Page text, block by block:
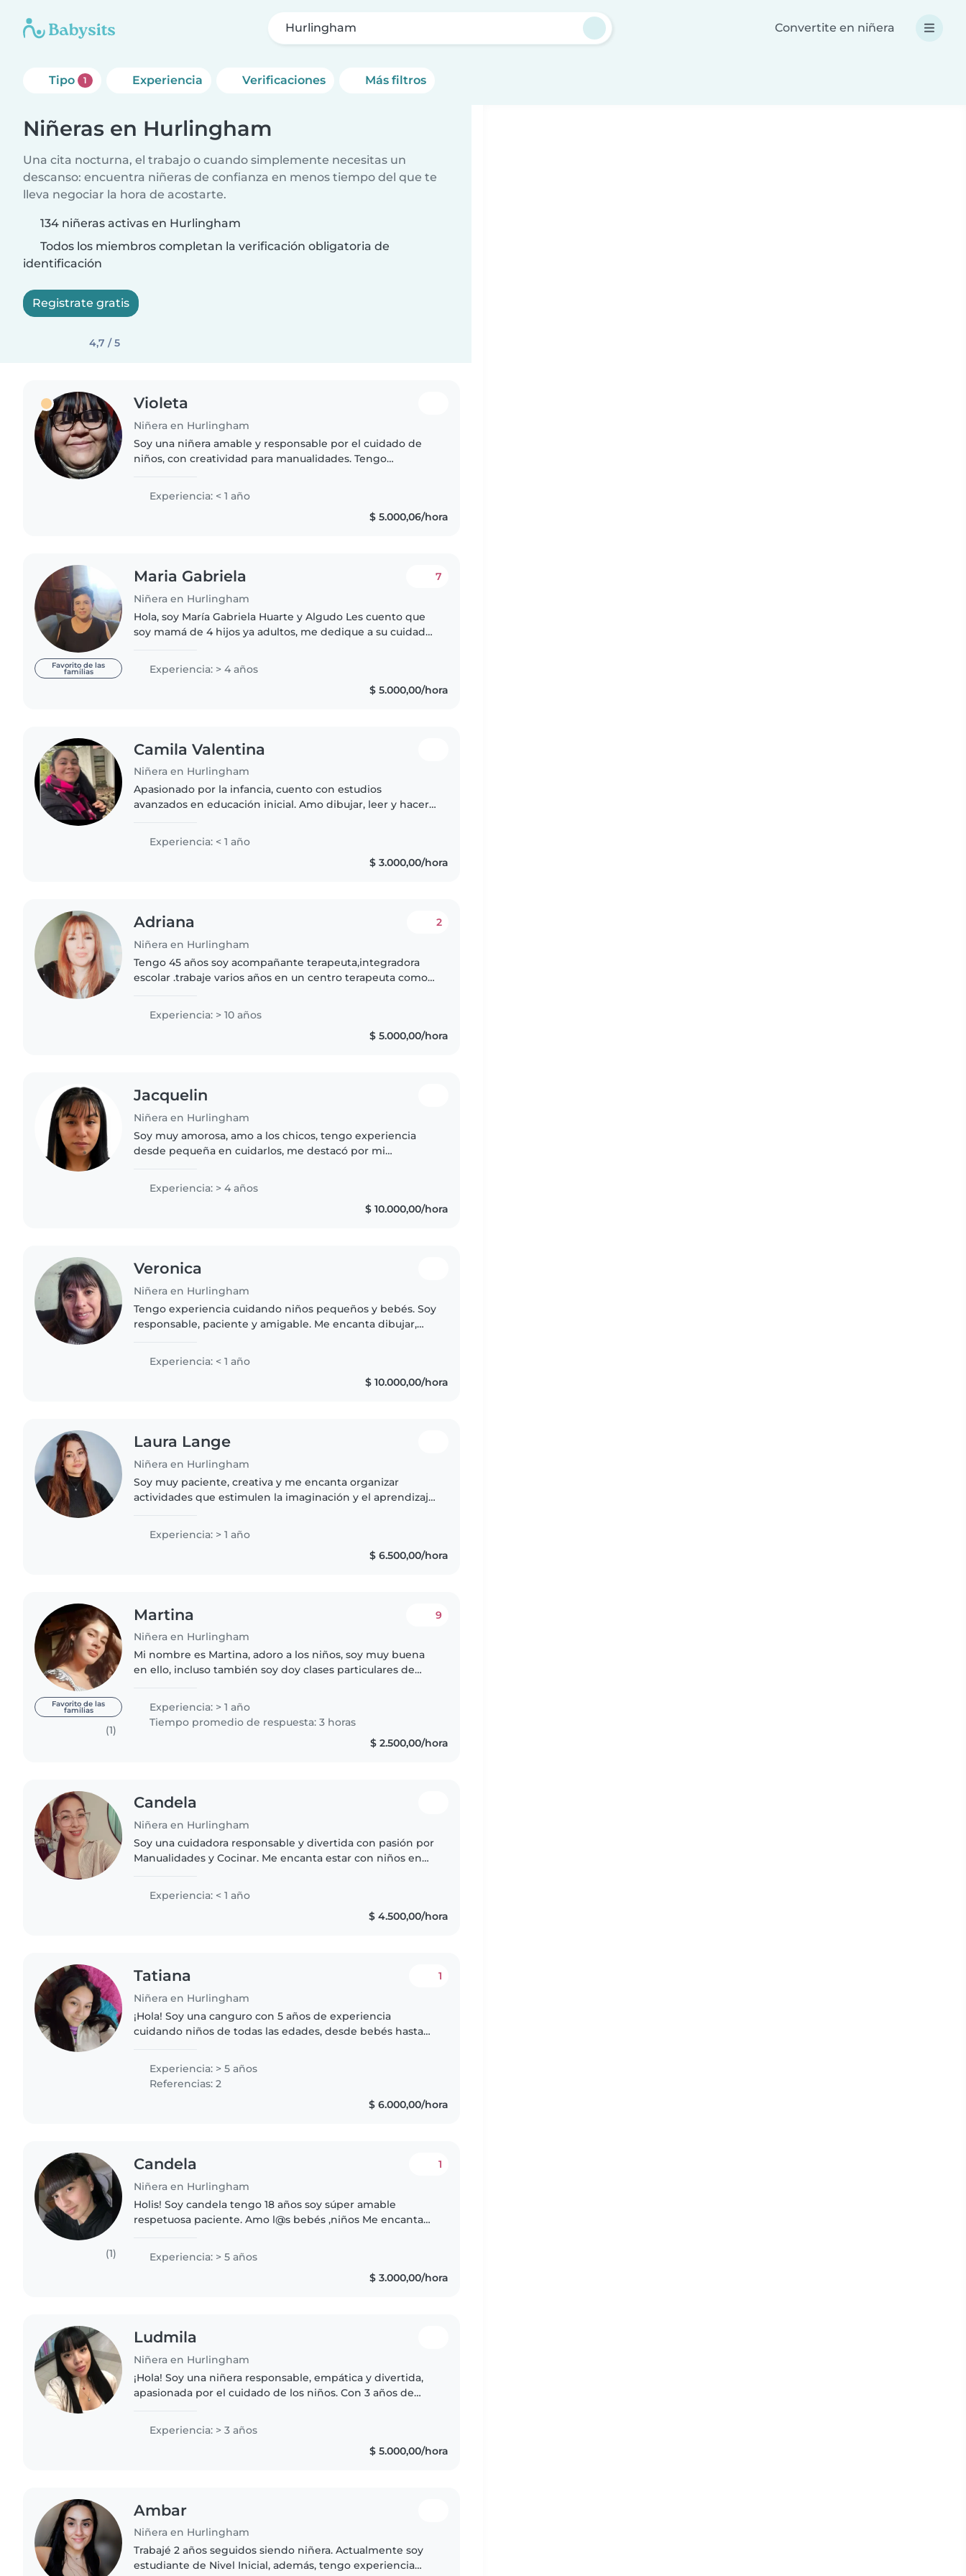
Hurlingham Convertite en niñera
Tipo 1 Experiencia Verificaciones Más filtros
Niñeras en Hurlingham
Una cita nocturna, el trabajo o cuando simplemente necesitas un
descanso: encuentra niñeras de confianza en menos tiempo del que te
lleva negociar la hora de acostarte.
134 niñeras activas en Hurlingham
Todos los miembros completan la verificación obligatoria de
identificación
Registrate gratis
4,7 / 5
Violeta
Niñera en Hurlingham
Soy una niñera amable y responsable por el cuidado de
niños, con creatividad para manualidades. Tengo
ayudar con el desarrollo..
Experiencia: < 1 año
$ 5.000,06/hora
Favorito de las
familias
Maria Gabriela
Niñera en Hurlingham
7
Hola, soy María Gabriela Huarte y Algudo Les cuento que
soy mamá de 4 hijos ya adultos, me dedique a su cuidado
Experiencia: > 4 años
$ 5.000,00/hora
Camila Valentina
Niñera en Hurlingham
Apasionado por la infancia, cuento con estudios
avanzados en educación inicial. Amo dibujar, leer y hacer
bebés y niños pequeños...
Experiencia: < 1 año
$ 3.000,00/hora
Adriana
Niñera en Hurlingham
2
Tengo 45 años soy acompañante terapeuta,integradora
escolar .trabaje varios años en un centro terapeuta como
diferentes patologías.y..
Experiencia: > 10 años
$ 5.000,00/hora
Jacquelin
Niñera en Hurlingham
Soy muy amorosa, amo a los chicos, tengo experiencia
desde pequeña en cuidarlos, me destacó por mi
Experiencia: > 4 años
$ 10.000,00/hora
Veronica
Niñera en Hurlingham
Tengo experiencia cuidando niños pequeños y bebés. Soy
responsable, paciente y amigable. Me encanta dibujar,
ayudo con las tareas..
Experiencia: < 1 año
$ 10.000,00/hora
Laura Lange
Niñera en Hurlingham
Soy muy paciente, creativa y me encanta organizar
actividades que estimulen la imaginación y el aprendizaje
Experiencia: > 1 año
$ 6.500,00/hora
Favorito de las
familias
(1)
Martina
Niñera en Hurlingham
9
Mi nombre es Martina, adoro a los niños, soy muy buena
en ello, incluso también soy doy clases particulares de
jardinera, sería..
Experiencia: > 1 año
Tiempo promedio de respuesta: 3 horas
$ 2.500,00/hora
Candela
Niñera en Hurlingham
Soy una cuidadora responsable y divertida con pasión por
Manualidades y Cocinar. Me encanta estar con niños en
en contactarme!
Experiencia: < 1 año
$ 4.500,00/hora
Tatiana
Niñera en Hurlingham
1
¡Hola! Soy una canguro con 5 años de experiencia
cuidando niños de todas las edades, desde bebés hasta
niños con autismo y me..
Experiencia: > 5 años
Referencias: 2
$ 6.000,00/hora
(1)
Candela
Niñera en Hurlingham
1
Holis! Soy candela tengo 18 años soy súper amable
respetuosa paciente. Amo l@s bebés ,niños Me encanta
años🥰💓 Amo hacerlos..
Experiencia: > 5 años
$ 3.000,00/hora
Ludmila
Niñera en Hurlingham
¡Hola! Soy una niñera responsable, empática y divertida,
apasionada por el cuidado de los niños. Con 3 años de
Experiencia: > 3 años
$ 5.000,00/hora
Ambar
Niñera en Hurlingham
Trabajé 2 años seguidos siendo niñera. Actualmente soy
estudiante de Nivel Inicial, además, tengo experiencia